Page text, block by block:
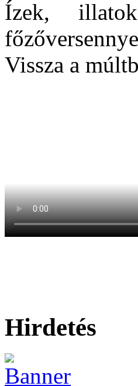
Ízek,
Vissza a
Hirdetés